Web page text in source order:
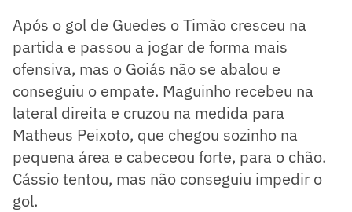
Após o gol de Guedes o Timão cresceu na
partida e passou a jogar de forma mais
ofensiva, mas o Goiás não se abalou e
conseguiu o empate. Maguinho recebeu na
lateral direita e cruzou na medida para
Matheus Peixoto, que chegou sozinho na
pequena área e cabeceou forte, para o chão.
Cássio tentou, mas não conseguiu impedir o
gol.